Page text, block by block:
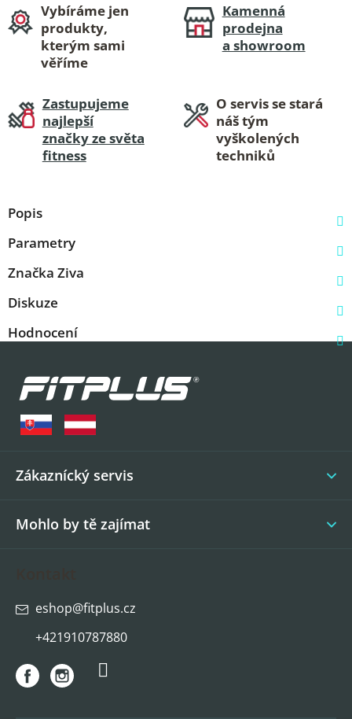
Vybíráme jen
produkty,
kterým sami
věříme
Kamenná
prodejna
a showroom
Zastupujeme
najlepší
značky ze světa
fitness
O servis se stará
náš tým
vyškolených
techniků
Popis
Parametry
Značka Ziva
Diskuze
Hodnocení
Zákaznícký servis
Mohlo by tě zajímat
eshop@fitplus.cz
+421910787880